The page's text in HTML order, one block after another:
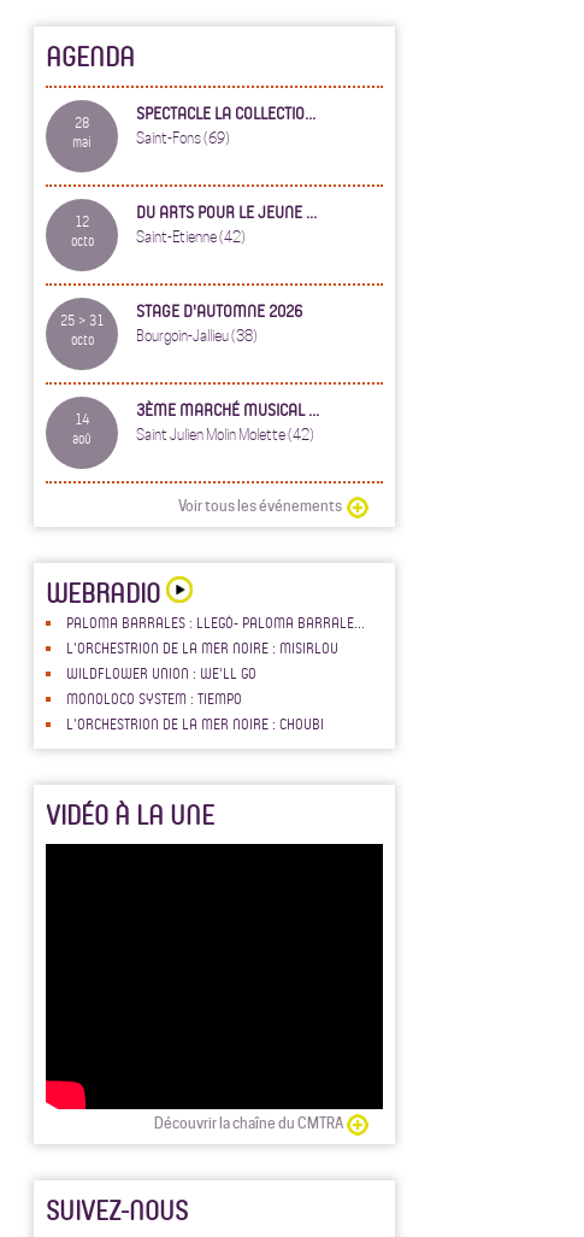
AGENDA
28
mai
SPECTACLE LA COLLECTIO...
Saint-Fons (69)
12
octo
DU ARTS POUR LE JEUNE ...
Saint-Etienne (42)
25 > 31
octo
STAGE D'AUTOMNE 2026
Bourgoin-Jallieu (38)
14
aoû
3ÈME MARCHÉ MUSICAL ...
Saint Julien Molin Molette (42)
Voir tous les événements
WEBRADIO
PALOMA BARRALES : LLEGÓ- PALOMA BARRALE...
L'ORCHESTRION DE LA MER NOIRE : MISIRLOU
WILDFLOWER UNION : WE'LL GO
MONOLOCO SYSTEM : TIEMPO
L'ORCHESTRION DE LA MER NOIRE : CHOUBI
VIDÉO À LA UNE
Découvrir la chaîne du CMTRA
SUIVEZ-NOUS